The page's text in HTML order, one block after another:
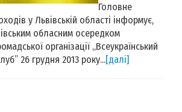
Головне
у Львівській області інформує,
обласним осередком
організації „Всеукраїнський
26 грудня 2013 року...[далі]